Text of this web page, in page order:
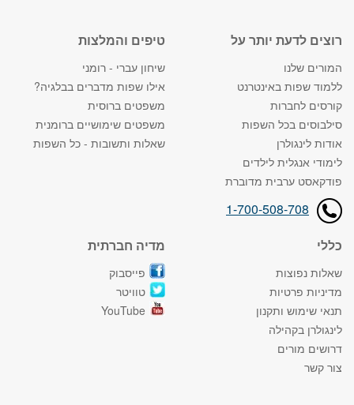
רוצים לדעת יותר על
המורים שלנו
ללמוד שפות באינטרנט
קורסים לחברות
סילבוסים בכל השפות
אודות לינגולרן
לימודי אנגלית לילדים
פודקאסט ערבית מדוברת
1-700-508-708
טיפים והמלצות
שיחון עברי - רומני
אילו שפות מדברים בבלגיה?
משפטים ברוסית
משפטים שימושיים ברומנית
שאלות ותשובות - כל השפות
כללי
שאלות נפוצות
מדיניות פרטיות
תנאי שימוש ותקנון
לינגולרן בקהילה
דרושים מורים
צור קשר
מדיה חברתית
פייסבוק
טוויטר
YouTube